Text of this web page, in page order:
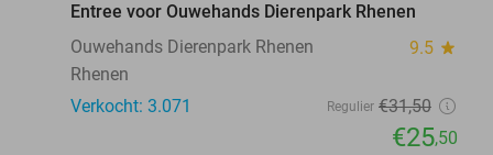
Entree voor Ouwehands Dierenpark Rhenen
Ouwehands Dierenpark Rhenen
9.5 star
Rhenen
Verkocht: 3.071
Regulier €31,50
€25,50